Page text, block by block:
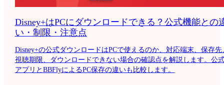
Disney+はPCにダウンロードできる？公式機能との
い・制限・注意点
Disney+の公式ダウンロードはPCで使えるのか、対応端末、保存先
視聴期限、ダウンロードできない場合の確認点を解説します。公
アプリとBBFlyによるPC保存の違いも比較します。